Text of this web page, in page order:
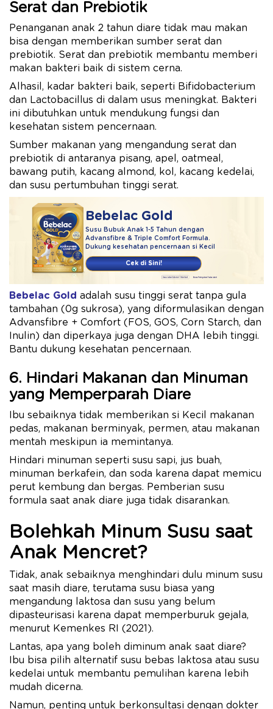
Serat dan Prebiotik
Penanganan anak 2 tahun diare tidak mau makan
bisa dengan memberikan sumber serat dan
prebiotik. Serat dan prebiotik membantu memberi
makan bakteri baik di sistem cerna.
Alhasil, kadar bakteri baik, seperti Bifidobacterium
dan Lactobacillus di dalam usus meningkat. Bakteri
ini dibutuhkan untuk mendukung fungsi dan
kesehatan sistem pencernaan.
Sumber makanan yang mengandung serat dan
prebiotik di antaranya pisang, apel, oatmeal,
bawang putih, kacang almond, kol, kacang kedelai,
dan susu pertumbuhan tinggi serat.
Bebelac Gold
Susu Bubuk Anak 1-5 Tahun dengan
Advansfibre & Triple Comfort Formula.
Dukung kesehatan pencernaan si Kecil
Cek di Sini!
Bebelac Gold adalah susu tinggi serat tanpa gula
tambahan (0g sukrosa), yang diformulasikan dengan
Advansfibre + Comfort (FOS, GOS, Corn Starch, dan
Inulin) dan diperkaya juga dengan DHA lebih tinggi.
Bantu dukung kesehatan pencernaan.
6. Hindari Makanan dan Minuman
yang Memperparah Diare
Ibu sebaiknya tidak memberikan si Kecil makanan
pedas, makanan berminyak, permen, atau makanan
mentah meskipun ia memintanya.
Hindari minuman seperti susu sapi, jus buah,
minuman berkafein, dan soda karena dapat memicu
perut kembung dan bergas. Pemberian susu
formula saat anak diare juga tidak disarankan.
Bolehkah Minum Susu saat
Anak Mencret?
Tidak, anak sebaiknya menghindari dulu minum susu
saat masih diare, terutama susu biasa yang
mengandung laktosa dan susu yang belum
dipasteurisasi karena dapat memperburuk gejala,
menurut Kemenkes RI (2021).
Lantas, apa yang boleh diminum anak saat diare?
Ibu bisa pilih alternatif susu bebas laktosa atau susu
kedelai untuk membantu pemulihan karena lebih
mudah dicerna.
Namun, penting untuk berkonsultasi dengan dokter